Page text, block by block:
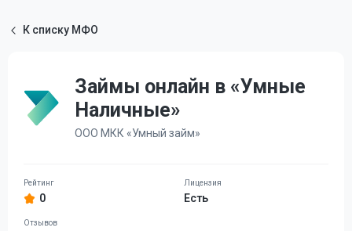
К списку МФО
Займы онлайн в «Умные
Наличные»
ООО МКК «Умный займ»
0 Есть